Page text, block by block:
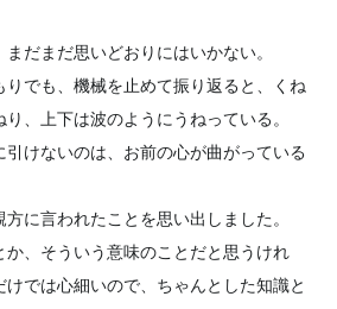
だまだ思いどおりにはいかない。
でも、機械を止めて振り返ると、
くね
、上下は波のようにうねっている。
けないのは、 お前の心が曲がっている
に言われたことを思い出しました。
か、そういう意味のことだと思うけれ
では心細いので、 ちゃんとした知識と